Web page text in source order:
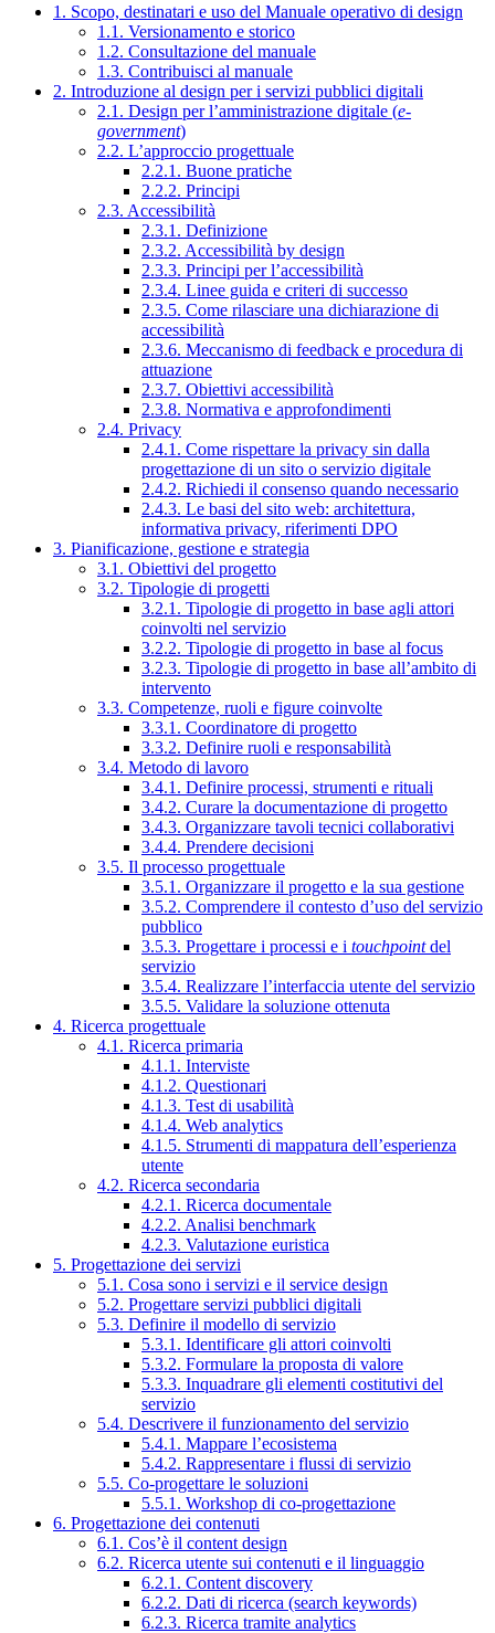
1. Scopo, destinatari e uso del Manuale operativo di design
1.1. Versionamento e storico
1.2. Consultazione del manuale
1.3. Contribuisci al manuale
2. Introduzione al design per i servizi pubblici digitali
2.1. Design per l’amministrazione digitale (e-
government)
2.2. L’approccio progettuale
2.2.1. Buone pratiche
2.2.2. Principi
2.3. Accessibilità
2.3.1. Definizione
2.3.2. Accessibilità by design
2.3.3. Principi per l’accessibilità
2.3.4. Linee guida e criteri di successo
2.3.5. Come rilasciare una dichiarazione di
accessibilità
2.3.6. Meccanismo di feedback e procedura di
attuazione
2.3.7. Obiettivi accessibilità
2.3.8. Normativa e approfondimenti
2.4. Privacy
2.4.1. Come rispettare la privacy sin dalla
progettazione di un sito o servizio digitale
2.4.2. Richiedi il consenso quando necessario
2.4.3. Le basi del sito web: architettura,
informativa privacy, riferimenti DPO
3. Pianificazione, gestione e strategia
3.1. Obiettivi del progetto
3.2. Tipologie di progetti
3.2.1. Tipologie di progetto in base agli attori
coinvolti nel servizio
3.2.2. Tipologie di progetto in base al focus
3.2.3. Tipologie di progetto in base all’ambito di
intervento
3.3. Competenze, ruoli e figure coinvolte
3.3.1. Coordinatore di progetto
3.3.2. Definire ruoli e responsabilità
3.4. Metodo di lavoro
3.4.1. Definire processi, strumenti e rituali
3.4.2. Curare la documentazione di progetto
3.4.3. Organizzare tavoli tecnici collaborativi
3.4.4. Prendere decisioni
3.5. Il processo progettuale
3.5.1. Organizzare il progetto e la sua gestione
3.5.2. Comprendere il contesto d’uso del servizio
pubblico
3.5.3. Progettare i processi e i touchpointdel
servizio
3.5.4. Realizzare l’interfaccia utente del servizio
3.5.5. Validare la soluzione ottenuta
4. Ricerca progettuale
4.1. Ricerca primaria
4.1.1. Interviste
4.1.2. Questionari
4.1.3. Test di usabilità
4.1.4. Web analytics
4.1.5. Strumenti di mappatura dell’esperienza
utente
4.2. Ricerca secondaria
4.2.1. Ricerca documentale
4.2.2. Analisi benchmark
4.2.3. Valutazione euristica
5. Progettazione dei servizi
5.1. Cosa sono i servizi e il service design
5.2. Progettare servizi pubblici digitali
5.3. Definire il modello di servizio
5.3.1. Identificare gli attori coinvolti
5.3.2. Formulare la proposta di valore
5.3.3. Inquadrare gli elementi costitutivi del
servizio
5.4. Descrivere il funzionamento del servizio
5.4.1. Mappare l’ecosistema
5.4.2. Rappresentare i flussi di servizio
5.5. Co-progettare le soluzioni
5.5.1. Workshop di co-progettazione
6. Progettazione dei contenuti
6.1. Cos’è il content design
6.2. Ricerca utente sui contenuti e il linguaggio
6.2.1. Content discovery
6.2.2. Dati di ricerca (search keywords)
6.2.3. Ricerca tramite analytics